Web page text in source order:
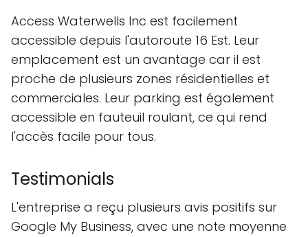
Access Waterwells Inc est facilement
accessible depuis l'autoroute 16 Est. Leur
emplacement est un avantage car il est
proche de plusieurs zones résidentielles et
commerciales. Leur parking est également
accessible en fauteuil roulant, ce qui rend
l'accès facile pour tous.
Testimonials
L'entreprise a reçu plusieurs avis positifs sur
Google My Business, avec une note moyenne